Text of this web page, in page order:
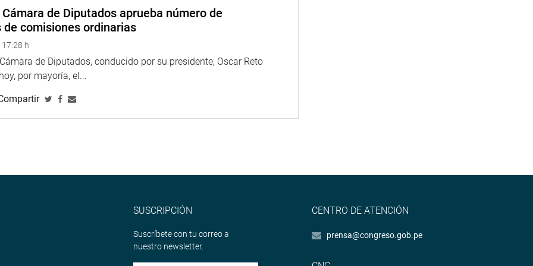
web y redes sociales.
de Diputados aprueba número de
comisiones ordinarias
h
de Diputados, conducido por su presidente, Oscar Reto
por mayoría, el...
SUSCRIPCIÓN
Suscríbete con tu correo a
nuestro newsletter.
CENTRO DE ATENCIÓN
prensa@congreso.gob.pe